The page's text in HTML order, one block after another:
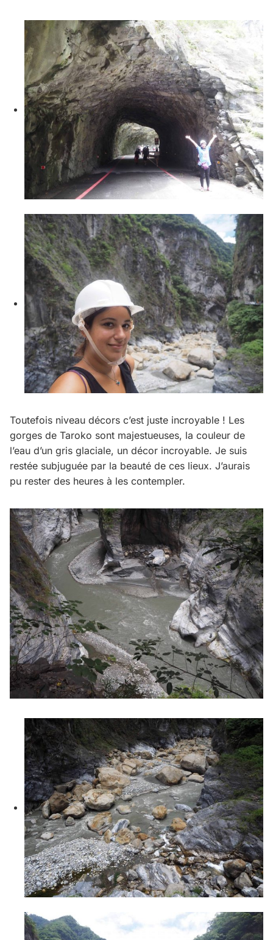
Toutefois niveau décors c’est juste incroyable ! Les
gorges de Taroko sont majestueuses, la couleur de
l’eau d’un gris glaciale, un décor incroyable. Je suis
restée subjuguée par la beauté de ces lieux. J’aurais
pu rester des heures à les contempler.